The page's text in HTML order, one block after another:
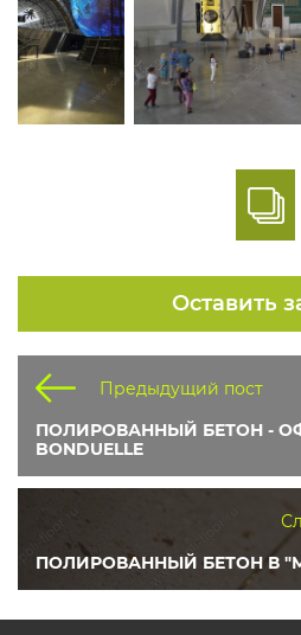
Оставить
Предыдущий пост
ПОЛИРОВАННЫЙ БЕТОН -
BONDUELLE
ПОЛИРОВАННЫЙ БЕТОН В